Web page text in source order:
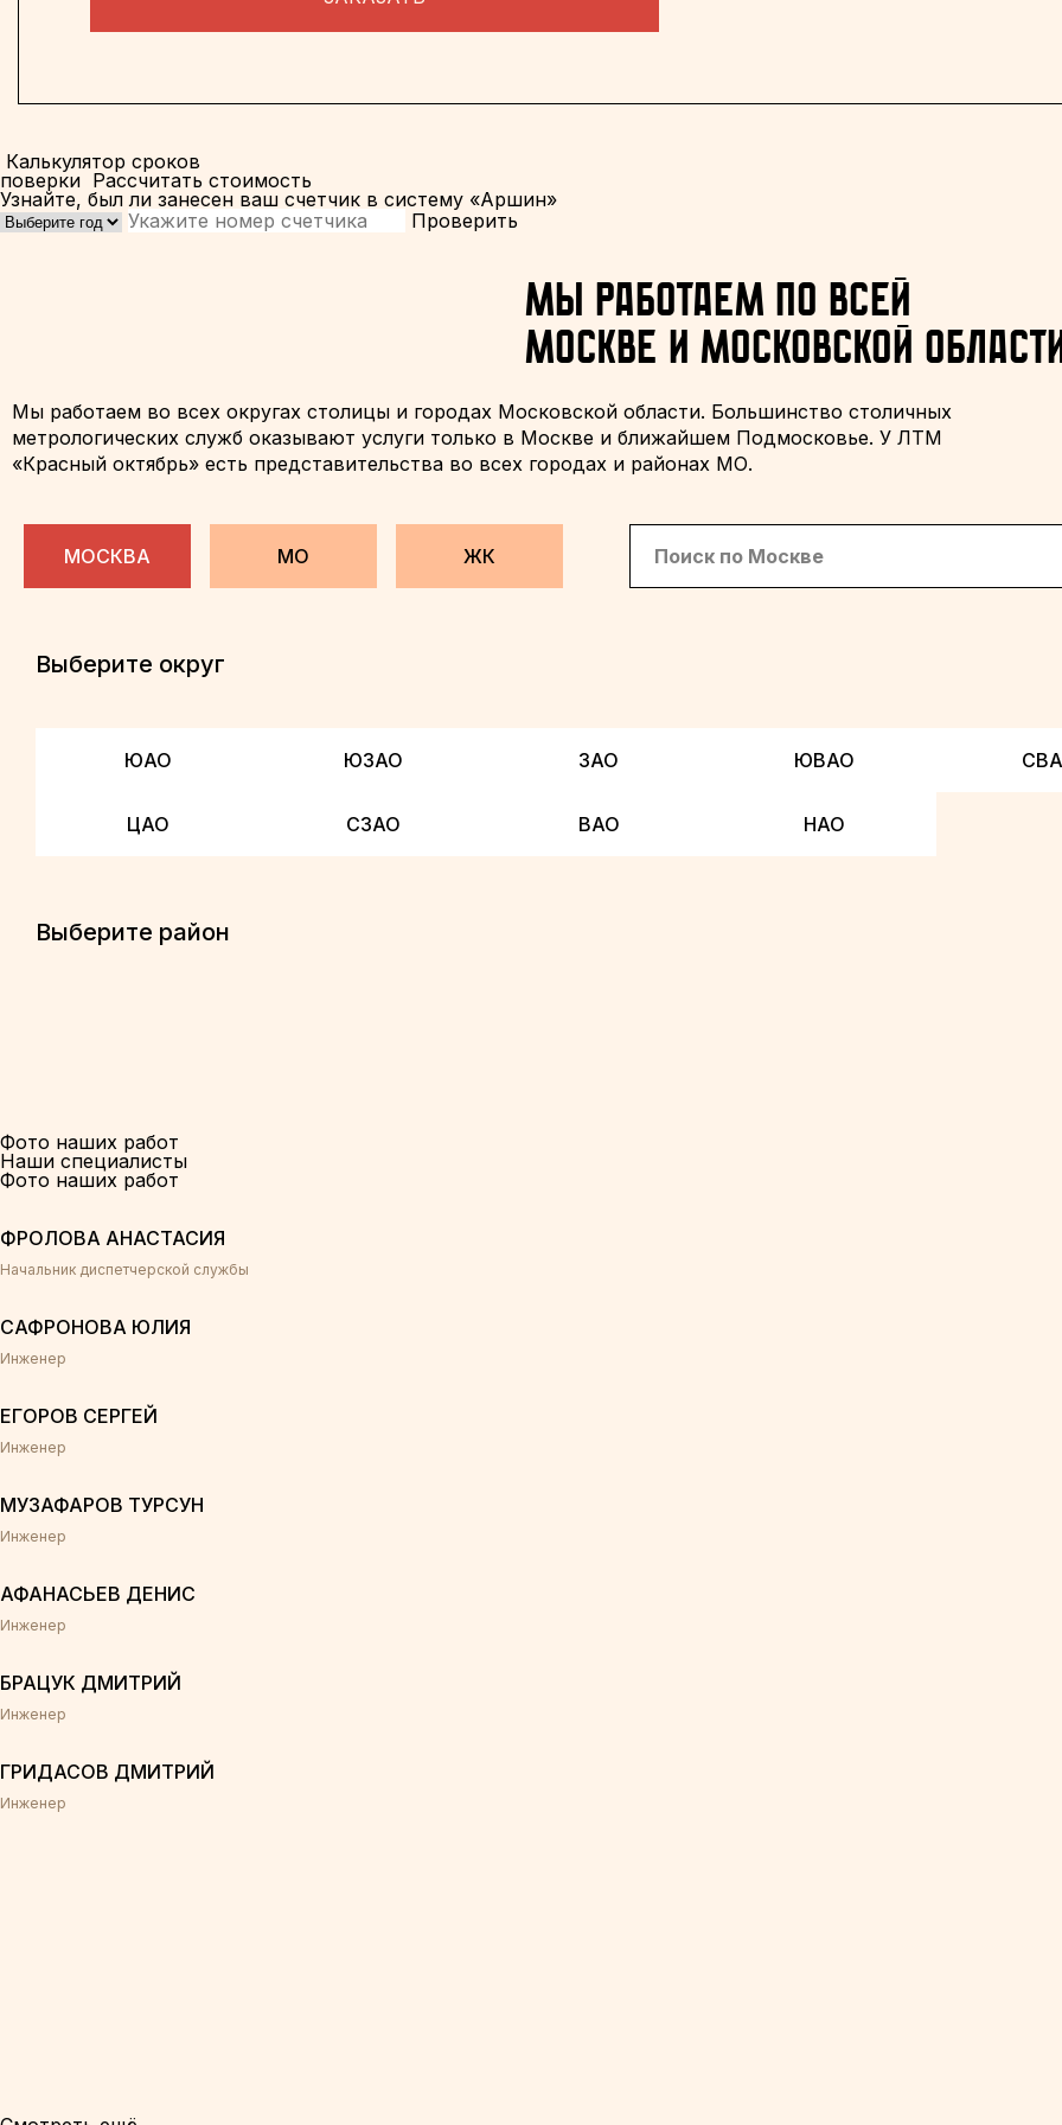
Калькулятор сроков
поверки Рассчитать стоимость
Узнайте, был ли занесен ваш счетчик в систему «Аршин»
Проверить
Мы работаем по всей
Москве и Московской
Мы работаем во всех округах столицы и городах Московской области. Большинство столичных
метрологических служб оказывают услуги только в Москве и ближайшем Подмосковье. У ЛТМ
«Красный октябрь» есть представительства во всех городах и районах МО.
МОСКВА МО ЖК
Выберите округ
ЮАО ЮЗАО ЗАО ЮВАО
ЦАО СЗАО ВАО НАО
Выберите район
Фото наших работ
Наши специалисты
Фото наших работ
ФРОЛОВА АНАСТАСИЯ
Начальник диспетчерской службы
САФРОНОВА ЮЛИЯ
Инженер
ЕГОРОВ СЕРГЕЙ
Инженер
МУЗАФАРОВ ТУРСУН
Инженер
АФАНАСЬЕВ ДЕНИС
Инженер
БРАЦУК ДМИТРИЙ
Инженер
ГРИДАСОВ ДМИТРИЙ
Инженер